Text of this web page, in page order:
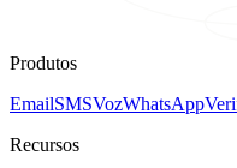
Produtos
EmailSMSVozWhatsApp
Recursos